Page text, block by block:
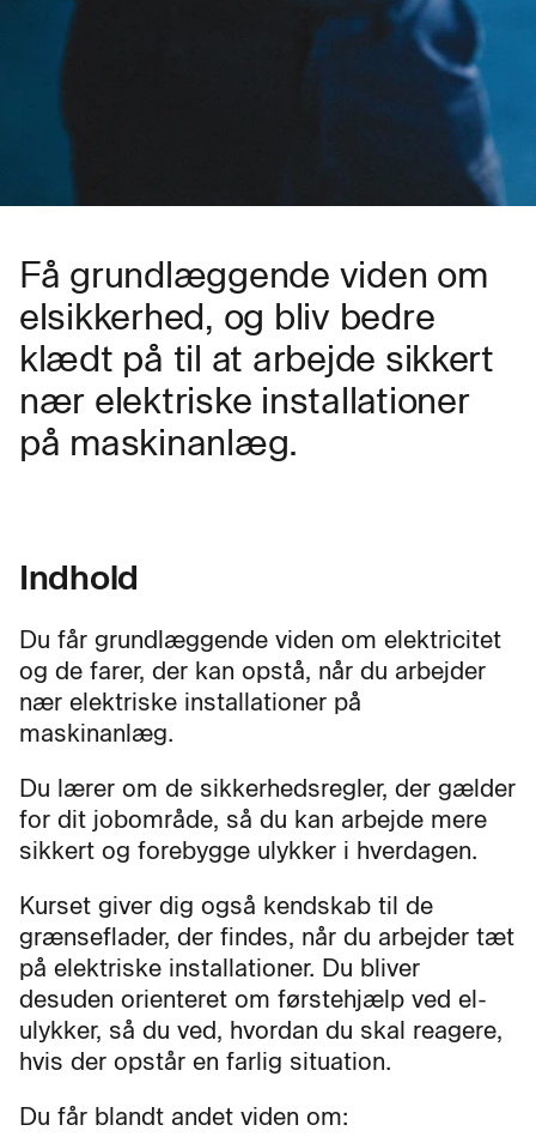
Få grundlæggende viden om
elsikkerhed, og bliv bedre
klædt på til at arbejde sikkert
nær elektriske installationer
på maskinanlæg.
Indhold
Du får grundlæggende viden om elektricitet
og de farer, der kan opstå, når du arbejder
nær elektriske installationer på
maskinanlæg.
Du lærer om de sikkerhedsregler, der gælder
for dit jobområde, så du kan arbejde mere
sikkert og forebygge ulykker i hverdagen.
Kurset giver dig også kendskab til de
grænseflader, der findes, når du arbejder tæt
på elektriske installationer. Du bliver
desuden orienteret om førstehjælp ved el-
ulykker, så du ved, hvordan du skal reagere,
hvis der opstår en farlig situation.
Du får blandt andet viden om: